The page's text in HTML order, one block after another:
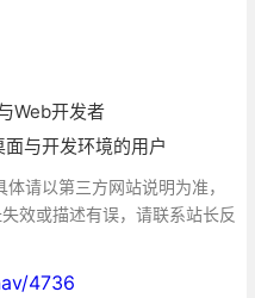
Web开发者
与开发环境的用户
请以第三方网站说明为准，
效或描述有误，请联系站长反
4736